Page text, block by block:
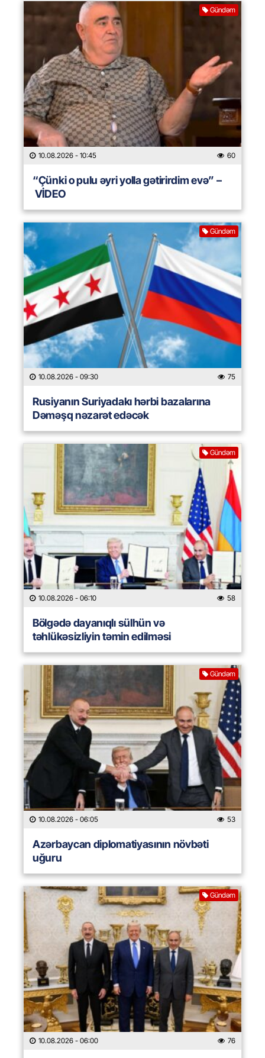
Gündəm
10.08.2026 - 10:45 60
“Çünki o pulu əyri yolla gətirirdim evə” –
VİDEO
Gündəm
10.08.2026 - 09:30 75
Rusiyanın Suriyadakı hərbi bazalarına
Dəməşq nəzarət edəcək
Gündəm
10.08.2026 - 06:10 58
Bölgədə dayanıqlı sülhün və
təhlükəsizliyin təmin edilməsi
Gündəm
10.08.2026 - 06:05 53
Azərbaycan diplomatiyasının növbəti
uğuru
Gündəm
10.08.2026 - 06:00 76